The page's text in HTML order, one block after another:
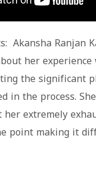
Akansha Ranjan
her experience
the significant
in the process.
extremely
point making it